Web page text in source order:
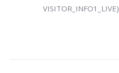
VISITOR_INFO1_LIVE)